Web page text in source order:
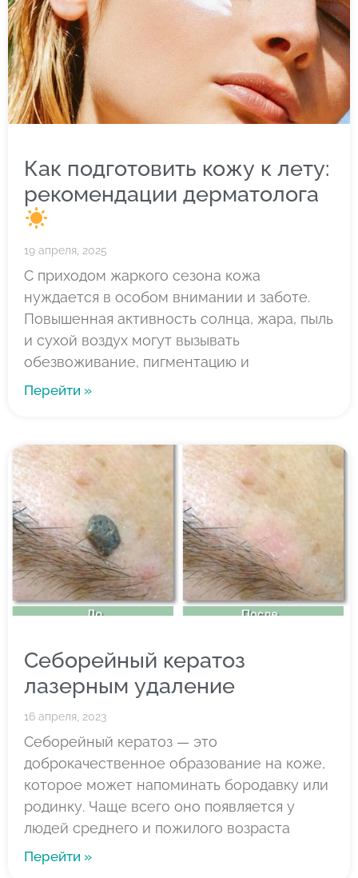
Как подготовить кожу к лету:
рекомендации дерматолога
19 апреля, 2025
С приходом жаркого сезона кожа
нуждается в особом внимании и заботе.
Повышенная активность солнца, жара, пыль
и сухой воздух могут вызывать
обезвоживание, пигментацию и
Перейти »
Себорейный кератоз
лазерным удаление
16 апреля, 2023
Себорейный кератоз — это
доброкачественное образование на коже,
которое может напоминать бородавку или
родинку. Чаще всего оно появляется у
людей среднего и пожилого возраста
Перейти »